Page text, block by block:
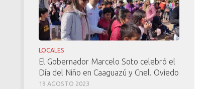
LOCALES
El Gobernador Marcelo Soto celebró el
Día del Niño en Caaguazú y Cnel. Oviedo
19 AGOSTO 2023